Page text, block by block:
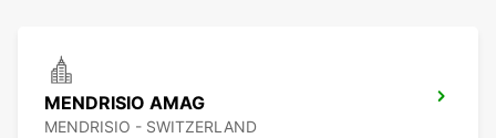
MENDRISIO AMAG
MENDRISIO - SWITZERLAND